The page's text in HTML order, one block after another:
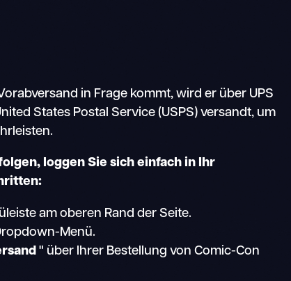
in Frage kommt, wird er über UPS
States Postal Service (USPS) versandt, um
loggen Sie sich einfach in Ihr
am oberen Rand der Seite.
Menü.
" über Ihrer Bestellung von Comic-Con